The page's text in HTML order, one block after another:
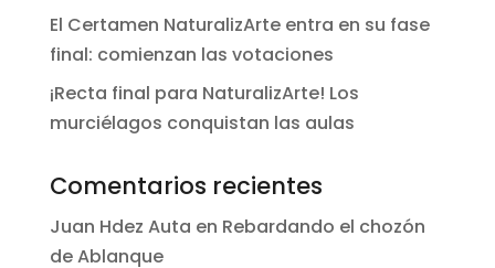
El Certamen NaturalizArte entra en su fase
final: comienzan las votaciones
¡Recta final para NaturalizArte! Los
murciélagos conquistan las aulas
Comentarios recientes
Juan Hdez Auta en Rebardando el chozón
de Ablanque